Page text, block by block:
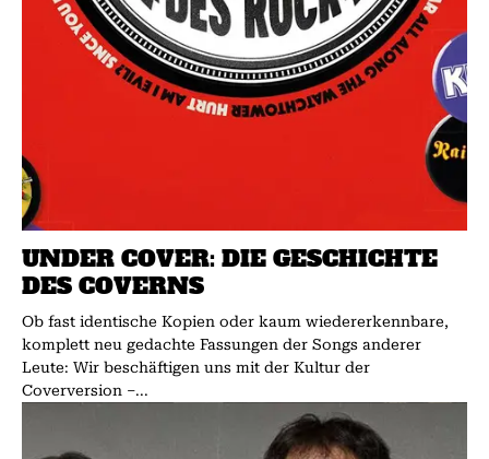
UNDER COVER: DIE GESCHICHTE
DES COVERNS
Ob fast identische Kopien oder kaum wiedererkennbare,
komplett neu gedachte Fassungen der Songs anderer
Leute: Wir beschäftigen uns mit der Kultur der
Coverversion –...